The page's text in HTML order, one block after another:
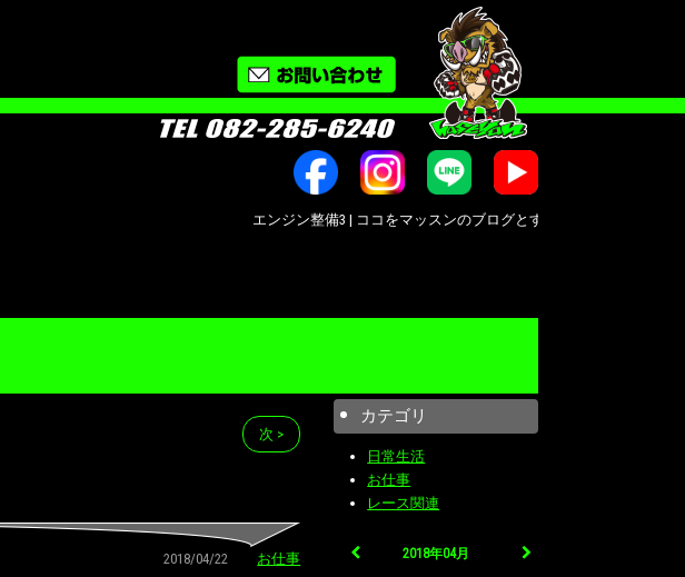
エンジン整備3 | ココをマッスンのブログとする！ | オートバイ修理・
次 >
2018/04/22 お仕事
カテゴリ
日常生活
お仕事
レース関連
2018年04月